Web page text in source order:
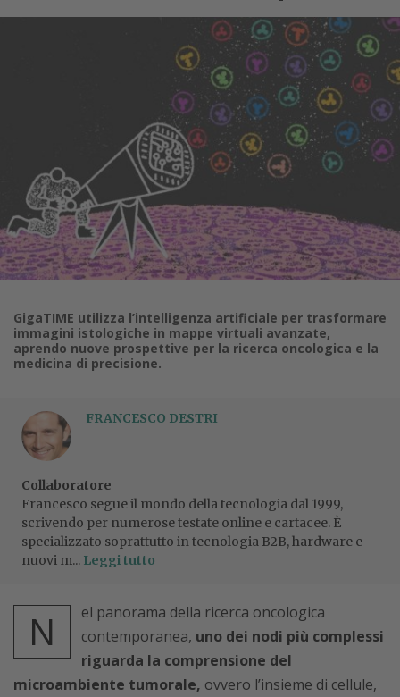
GigaTIME utilizza l’intelligenza artificiale per trasformare
immagini istologiche in mappe virtuali avanzate,
aprendo nuove prospettive per la ricerca oncologica e la
medicina di precisione.
FRANCESCO DESTRI
Collaboratore
Francesco segue il mondo della tecnologia dal 1999,
scrivendo per numerose testate online e cartacee. È
specializzato soprattutto in tecnologia B2B, hardware e
nuovi m... Leggi tutto
N
el panorama della ricerca oncologica
contemporanea, uno dei nodi più complessi
riguarda la comprensione del
microambiente tumorale, ovvero l’insieme di cellule,